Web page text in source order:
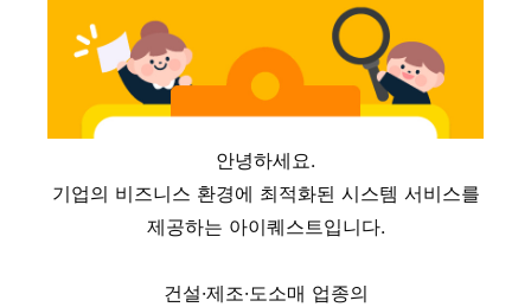
안녕하세요.
기업의 비즈니스 환경에 최적화된 시스템 서비스를
제공하는 아이퀘스트입니다.
건설·제조·도소매 업종의